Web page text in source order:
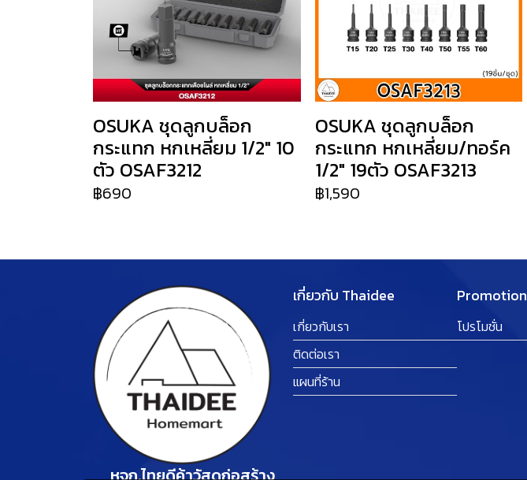
OSUKA ชุดลูกบล็อก
กระแทก หกเหลี่ยม 1/2" 10
ตัว OSAF3212
฿690
OSUKA ชุดลูกบล็อก
กระแทก หกเหลี่ยม/ทอร์ค
1/2" 19ตัว OSAF3213
฿1,590
หจก.ไทยดีค้าวัสดุก่อสร้าง
เกี่ยวกับ Thaidee
เกี่ยวกับเรา
ติดต่อเรา
แผนที่ร้าน
Promotion
โปรโมชั่น